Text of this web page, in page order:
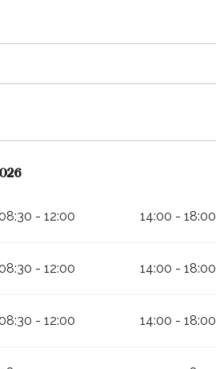
2026
08:30 - 12:00 14:00 - 18:00
08:30 - 12:00 14:00 - 18:00
08:30 - 12:00 14:00 - 18:00